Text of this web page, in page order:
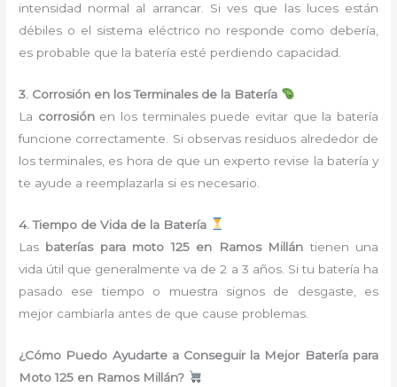
intensidad normal al arrancar. Si ves que las luces están
débiles o el sistema eléctrico no responde como debería,
es probable que la batería esté perdiendo capacidad.
3. Corrosión en los Terminales de la Batería
La corrosiónen los terminales puede evitar que la batería
funcione correctamente. Si observas residuos alrededor de
los terminales, es hora de que un experto revise la batería y
te ayude a reemplazarla si es necesario.
4. Tiempo de Vida de la Batería
Las baterías para moto 125 en Ramos Millán tienen una
vida útil que generalmente va de 2 a 3 años. Si tu batería ha
pasado ese tiempo o muestra signos de desgaste, es
mejor cambiarla antes de que cause problemas.
¿Cómo Puedo Ayudarte a Conseguir la Mejor Batería para
Moto 125 en Ramos Millán?